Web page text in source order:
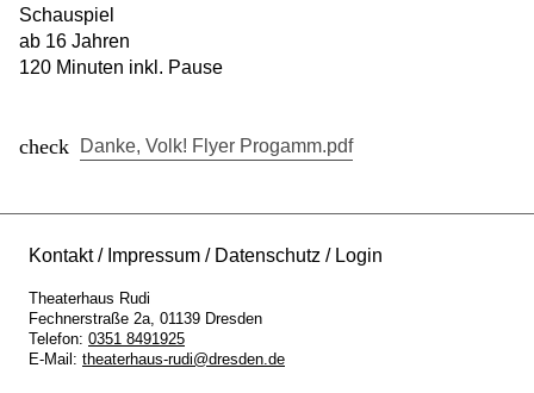
Schauspiel
ab 16 Jahren
120 Minuten inkl. Pause
Danke, Volk! Flyer Progamm.pdf
Kontakt Impressum Datenschutz Login
Theaterhaus Rudi
Fechnerstraße 2a 01139 Dresden
Telefon: 0351 8491925
E-Mail: theaterhaus-rudi@dresden.de